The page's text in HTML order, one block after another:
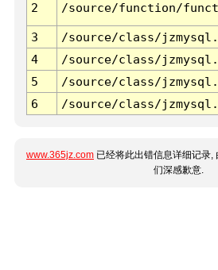
2 /source/function/
3 /source/class/
4
/source/class/
5
/source/class/
6
/source/class/
www.365jz.com 已经将此出错信息详细记录,
们深感歉意.